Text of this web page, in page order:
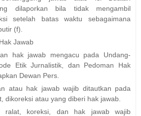
dilaporkan bila tidak mengambil
setelah batas waktu sebagaimana
(f).
Jawab
hak jawab mengacu pada Undang-
Etik Jurnalistik, dan Pedoman Hak
Dewan Pers.
atau hak jawab wajib ditautkan pada
dikoreksi atau yang diberi hak jawab.
ralat, koreksi, dan hak jawab wajib